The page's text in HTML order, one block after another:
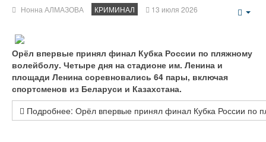
Нонна АЛМАЗОВА КРИМИНАЛ 13 июля 2026
Орёл впервые принял финал Кубка России по пляжному
волейболу. Четыре дня на стадионе им. Ленина и
площади Ленина соревновались 64 пары, включая
спортсменов из Беларуси и Казахстана.
Подробнее: Орёл впервые принял финал Кубка России по